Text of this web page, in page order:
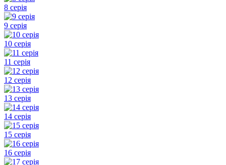
8 серія
9 серія
10 серія
11 серія
12 серія
13 серія
14 серія
15 серія
16 серія